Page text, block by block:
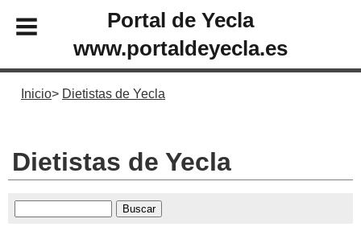
Portal de Yecla
www.portaldeyecla.es
Inicio Dietistas de Yecla
Dietistas de Yecla